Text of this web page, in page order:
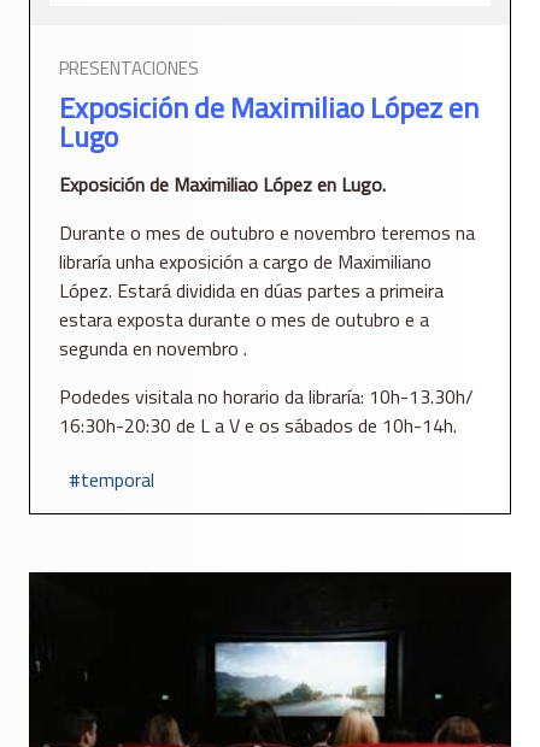
PRESENTACIONES
Exposición de Maximiliao López en
Lugo
Exposición de Maximiliao López en Lugo.
Durante o mes de outubro e novembro teremos na
libraría unha exposición a cargo de Maximiliano
López. Estará dividida en dúas partes a primeira
estara exposta durante o mes de outubro e a
segunda en novembro .
Podedes visitala no horario da libraría: 10h-13.30h/
16:30h-20:30 de L a V e os sábados de 10h-14h.
temporal